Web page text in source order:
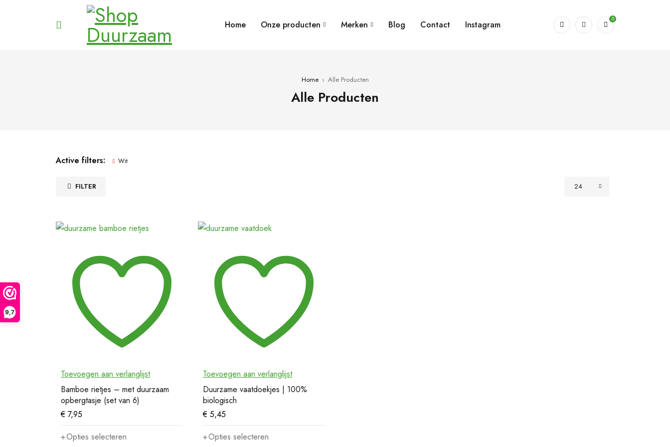
9,7
Home Onze producten Merken Blog Contact Instagram
0
Home › Alle Producten
Alle Producten
Active filters: Wit
FILTER 24
Toevoegen aan verlanglijst
Bamboe rietjes – met duurzaam
opbergtasje (set van 6)
€ 7,95
Opties selecteren
Toevoegen aan verlanglijst
Duurzame vaatdoekjes | 100%
biologisch
€ 5,45
Opties selecteren